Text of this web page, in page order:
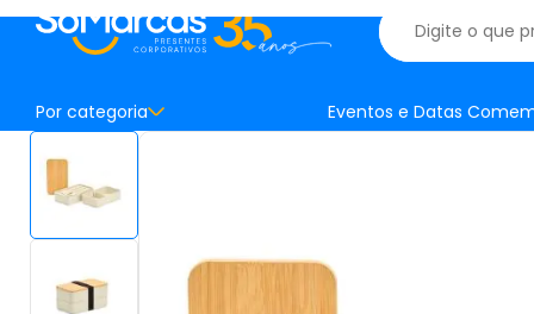
Por categoria Eventos e Datas